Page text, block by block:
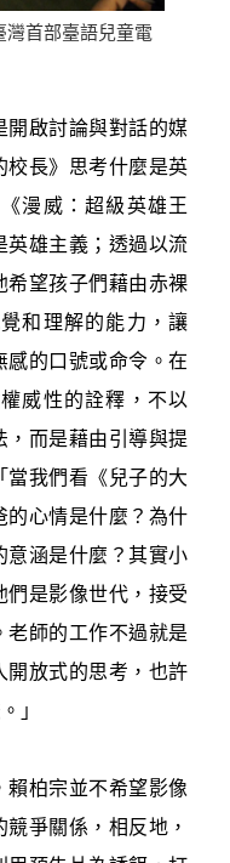
灣首部臺語兒童電
開啟討論與對話的媒
校長》思考什麼是英
漫威：超級英雄王
英雄主義；透過以流
希望孩子們藉由赤裸
和理解的能力，讓
感的口號或命令。在
威性的詮釋，不以
而是藉由引導與提
當我們看《兒子的大
的心情是什麼？為什
意涵是什麼？其實小
們是影像世代，接受
老師的工作不過就是
開放式的思考，也許
」
賴柏宗並不希望影像
爭關係，相反地，